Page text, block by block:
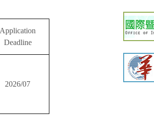
Application
Deadline
2026/07